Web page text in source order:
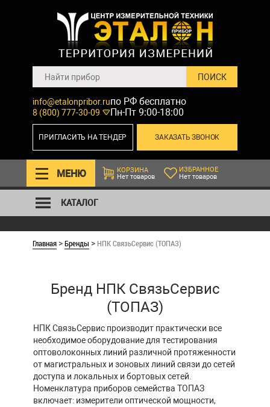
info@etalonpribor.ru
8 (800) 777-30-09
по РФ бесплатно
Пн-Пт 9:00-18:00
ЗАКАЗАТЬ ЗВОНОК
ПРИГЛАСИТЬ НА ТЕНДЕР
МЕНЮ
КОРЗИНА
Нет товаров
ИЗБРАННОЕ
Нет товаров
КАТАЛОГ
Главная >Бренды > НПК СвязьСервис (ТОПАЗ)
Бренд НПК СвязьСервис
(ТОПАЗ)
НПК СвязьСервис производит практически все
необходимое оборудование для тестирования
оптоволоконных линий различной протяженности
от магистральных и зоновых линий связи до сетей
доступа и локальных и бортовых сетей.
Номенклатура приборов семейства ТОПАЗ
включает: измерители оптической мощности,